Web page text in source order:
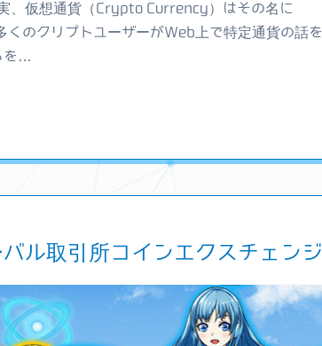
、仮想通貨（Crypto Currency）はその名に
のクリプトユーザーがWeb上で特定通貨の話を
を…
ル取引所コインエクスチェンジ